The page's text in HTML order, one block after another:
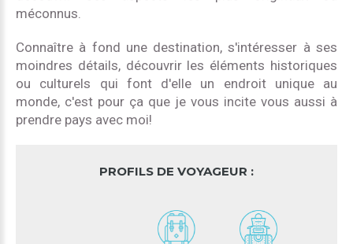
méconnus.
Connaître à fond une destination, s'intéresser à ses
moindres détails, découvrir les éléments historiques
ou culturels qui font d'elle un endroit unique au
monde, c'est pour ça que je vous incite vous aussi à
prendre pays avec moi!
PROFILS DE VOYAGEUR :